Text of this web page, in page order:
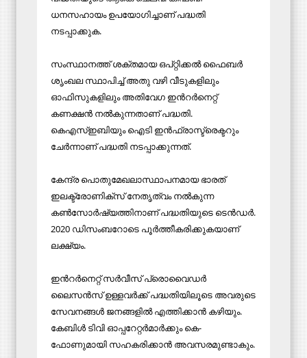
ധനസഹായം ഉപയോഗിച്ചാണ് പദ്ധതി
നടപ്പാക്കുക.
സംസ്ഥാനത്ത് ശക്തമായ ഒപ്റ്റിക്കല്‍ ഫൈബര്‍
ശൃംഖല സ്ഥാപിച്ച് അതു വഴി വീടുകളിലും
ഓഫിസുകളിലും അതിവേഗ ഇന്‍റര്‍നെറ്റ്
കണക്ഷന്‍ നല്‍കുന്നതാണ് പദ്ധതി.
കെഎസ്ഇബിയും ഐടി ഇന്‍ഫ്രാസ്ട്രെക്ടറും
ചേര്‍ന്നാണ് പദ്ധതി നടപ്പാക്കുന്നത്.
കേന്ദ്ര പൊതുമേഖലാസ്ഥാപനമായ ഭാരത്
ഇലക്ട്രോണിക്സ് നേതൃത്വം നല്‍കുന്ന
കണ്‍സോര്‍ഷ്യത്തിനാണ് പദ്ധതിയുടെ ടെൻഡർ.
2020 ഡിസംബറോടെ പൂര്‍ത്തീകരിക്കുകയാണ്
ലക്ഷ്യം.
ഇന്‍റര്‍നെറ്റ് സര്‍വീസ് പ്രൊവൈഡര്‍
ലൈസന്‍സ് ഉള്ളവര്‍ക്ക് പദ്ധതിയിലൂടെ അവരുടെ
സേവനങ്ങൾ ജനങ്ങളില്‍ എത്തിക്കാന്‍ കഴിയും.
കേബിള്‍ ടിവി ഓപ്പറേറ്റര്‍മാര്‍ക്കും കെ-
ഫോണുമായി സഹകരിക്കാന്‍ അവസരമുണ്ടാകും.